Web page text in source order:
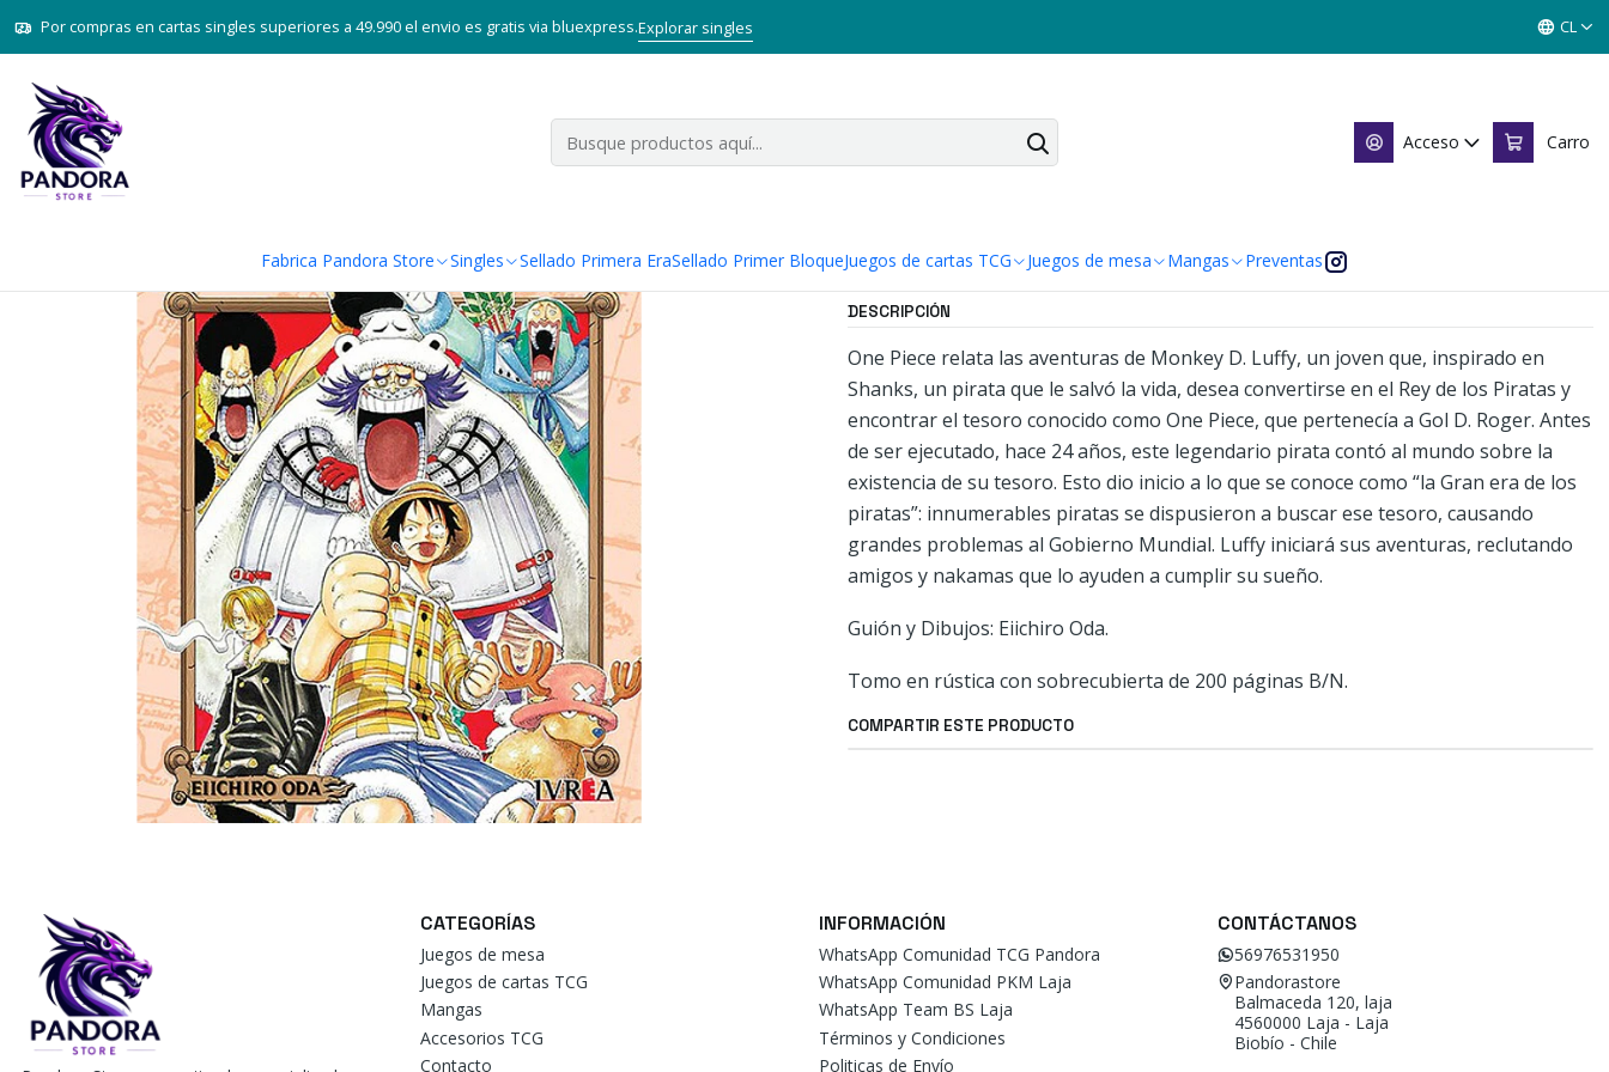
Acceso Carro
Fabrica Pandora Store Singles Sellado Primera EraSellado Primer BloqueJuegos de cartas TCG Juegos de mesa Mangas Preventas
Por compras en cartas singles superiores a 49.990 el envio es gratis via bluexpress.Explorar singles CL
Inicio Mangas
ONE PIECE 17
Mostrar stock de ubicaciones
DESCRIPCIÓN
One Piece relata las aventuras de Monkey D. Luffy, un joven que, inspirado en
Shanks, un pirata que le salvó la vida, desea convertirse en el Rey de los Piratas y
encontrar el tesoro conocido como One Piece, que pertenecía a Gol D. Roger. Antes
de ser ejecutado, hace 24 años, este legendario pirata contó al mundo sobre la
existencia de su tesoro. Esto dio inicio a lo que se conoce como “la Gran era de los
piratas”: innumerables piratas se dispusieron a buscar ese tesoro, causando
grandes problemas al Gobierno Mundial. Luffy iniciará sus aventuras, reclutando
amigos y nakamas que lo ayuden a cumplir su sueño.
Guión y Dibujos: Eiichiro Oda.
Tomo en rústica con sobrecubierta de 200 páginas B/N.
COMPARTIR ESTE PRODUCTO
CATEGORÍAS
Juegos de mesa
Juegos de cartas TCG
Mangas
Accesorios TCG
Contacto
INFORMACIÓN
WhatsApp Comunidad TCG Pandora
WhatsApp Comunidad PKM Laja
WhatsApp Team BS Laja
Términos y Condiciones
Politicas de Envío
CONTÁCTANOS
56976531950
Pandorastore
Balmaceda 120, laja
4560000 Laja - Laja
Biobío - Chile